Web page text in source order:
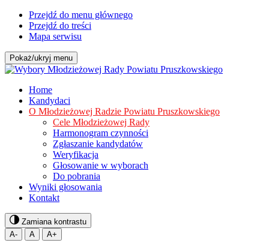
Przejdź do menu głównego
Przejdź do treści
Mapa serwisu
Pokaż/ukryj menu
Home
Kandydaci
O Młodzieżowej Radzie Powiatu Pruszkowskiego
Cele Młodzieżowej Rady
Harmonogram czynności
Zgłaszanie kandydatów
Weryfikacja
Głosowanie w wyborach
Do pobrania
Wyniki głosowania
Kontakt
Zamiana kontrastu
A-
A A+